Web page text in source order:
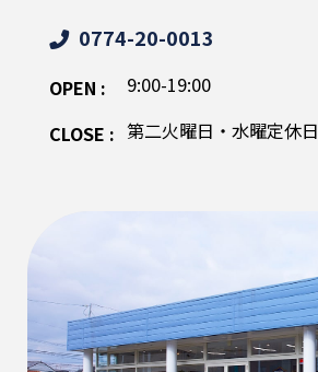
0774-20-0013
OPEN :
9:00-19:00
CLOSE : 第二火曜日・水曜定休日